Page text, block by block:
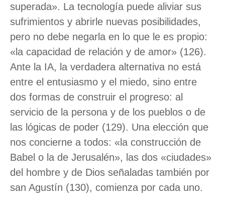
superada». La tecnología puede aliviar sus
sufrimientos y abrirle nuevas posibilidades,
pero no debe negarla en lo que le es propio:
«la capacidad de relación y de amor» (126).
Ante la IA, la verdadera alternativa no está
entre el entusiasmo y el miedo, sino entre
dos formas de construir el progreso: al
servicio de la persona y de los pueblos o de
las lógicas de poder (129). Una elección que
nos concierne a todos: «la construcción de
Babel o la de Jerusalén», las dos «ciudades»
del hombre y de Dios señaladas también por
san Agustín (130), comienza por cada uno.